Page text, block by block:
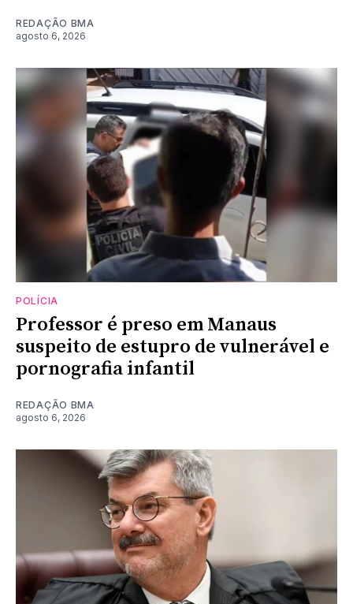
REDAÇÃO BMA
agosto 6, 2026
POLÍCIA
Professor é preso em Manaus
suspeito de estupro de vulnerável e
pornografia infantil
REDAÇÃO BMA
agosto 6, 2026